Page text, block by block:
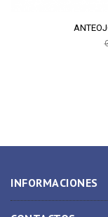
INFORMACIONES